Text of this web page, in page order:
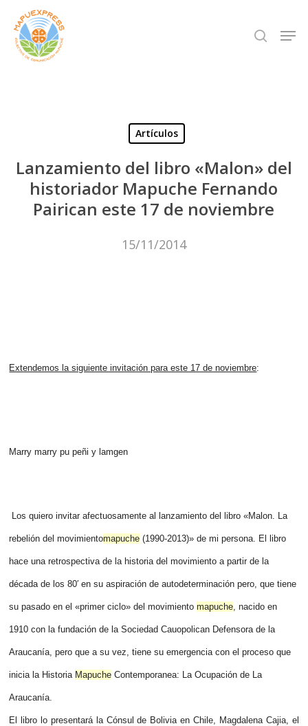
Skip
main
search
Artículos
Lanzamiento del libro «Malon» del
historiador Mapuche Fernando
Pairican este 17 de noviembre
15/11/2014
Extendemos la siguiente invitación para este 17 de noviembre:
Marry marry pu peñi y lamgen
Los quiero invitar afectuosamente al lanzamiento del libro «Malon. La
rebelión del movimientomapuche (1990-2013)» de mi persona. El libro
hace una retrospectiva de la historia del movimiento a partir de la
década de los 80′ en su aspiración de autodeterminación pero, que tiene
su pasado en el «primer ciclo» del movimientomapuche, nacido en
1910 con la fundación de la Sociedad Cauopolican Defensora de la
Araucanía, pero que a su vez, tiene su emergencia con el proceso que
inicia la Historia Mapuche Contemporanea: La Ocupación de La
Araucanía.
El libro lo presentará la Cónsul de Bolivia en Chile, Magdalena Cajia, el
Close